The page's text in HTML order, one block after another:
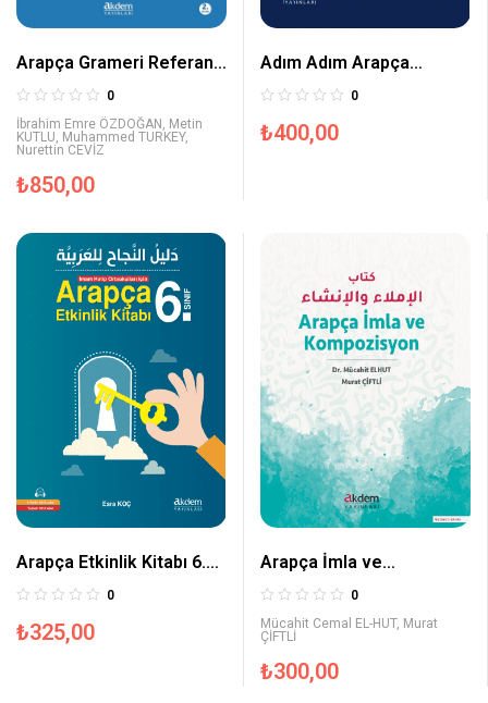
Arapça Grameri Referans
Kitabı
0
İbrahim Emre ÖZDOĞAN , Metin
KUTLU, Muhammed TURKEY,
Nurettin CEVİZ
₺850,00
Adım Adım Arapça
Dilbilgisi
0
₺400,00
Arapça Etkinlik Kitabı 6.
Sınıf
0
₺325,00
Arapça İmla ve
Kompozisyon
0
Mücahit Cemal EL-HUT, Murat
ÇİFTLİ
₺300,00